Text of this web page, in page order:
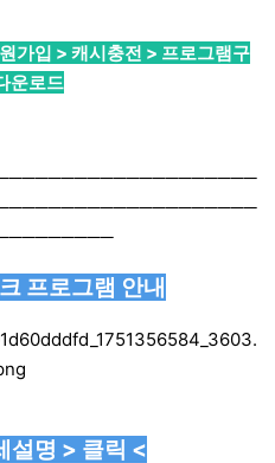
가입 > 캐시충전 > 프로그램구
운로드
프로그램 안내
설명 > 클릭 <